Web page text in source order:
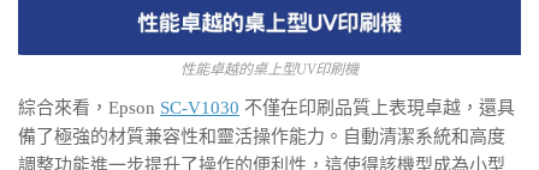
性能卓越的桌上型UV印刷機
綜合來看，Epson SC-V1030 不僅在印刷品質上表現卓越，還具
備了極強的材質兼容性和靈活操作能力。自動清潔系統和高度
調整功能進一步提升了操作的便利性，這使得該機型成為小型